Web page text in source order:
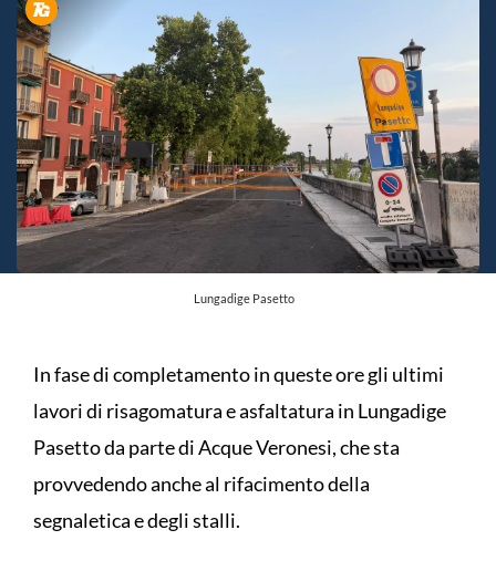
Lungadige Pasetto
In fase di completamento in queste ore gli ultimi
lavori di risagomatura e asfaltatura in Lungadige
Pasetto da parte di Acque Veronesi, che sta
provvedendo anche al rifacimento della
segnaletica e degli stalli.